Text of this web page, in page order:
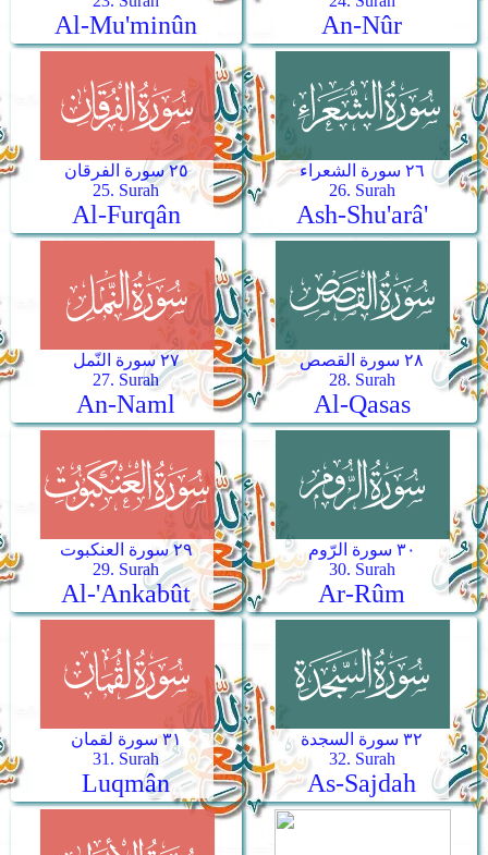
Al-Mu'minûn An-Nûr
٢٥ سورة الفرقان
25. Surah
Al-Furqân
٢٦ سورة الشعراء
26. Surah
Ash-Shu'arâ'
٢٧ سورة النّمل
27. Surah
An-Naml
٢٨ سورة القصص
28. Surah
Al-Qasas
٢٩ سورة العنكبوت
29. Surah
Al-'Ankabût
٣٠ سورة الرّوم
30. Surah
Ar-­Rûm
٣١ سورة لقمان
31. Surah
Luqmân
٣٢ سورة السجدة
32. Surah
As-­Sajdah